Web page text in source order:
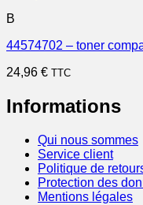
B
44574702 – toner
24,96 € TTC
Informations
Qui nous sommes
Service client
Politique de
Protection des
Mentions légales